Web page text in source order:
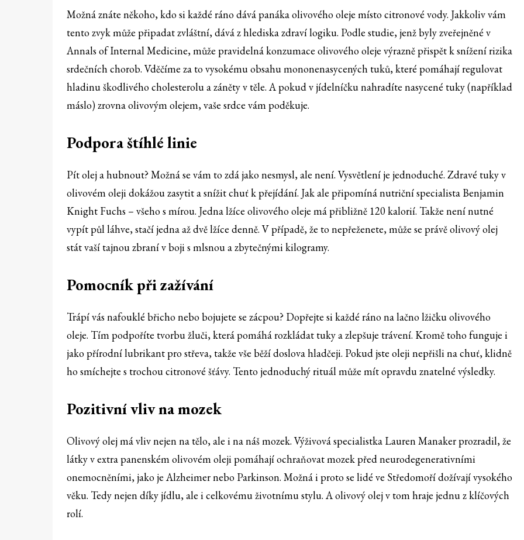
Možná znáte někoho, kdo si každé ráno dává panáka olivového oleje místo citronové vody. Jakkoliv vám
tento zvyk může připadat zvláštní, dává z hlediska zdraví logiku. Podle studie, jenž byly zveřejněné v
Annals of Internal Medicine, může pravidelná konzumace olivového oleje výrazně přispět k snížení rizika
srdečních chorob. Vděčíme za to vysokému obsahu mononenasycených tuků, které pomáhají regulovat
hladinu škodlivého cholesterolu a záněty v těle. A pokud v jídelníčku nahradíte nasycené tuky (například
máslo) zrovna olivovým olejem, vaše srdce vám poděkuje.
Podpora štíhlé linie
Pít olej a hubnout? Možná se vám to zdá jako nesmysl, ale není. Vysvětlení je jednoduché. Zdravé tuky v
olivovém oleji dokážou zasytit a snížit chuť k přejídání. Jak ale připomíná nutriční specialista Benjamin
Knight Fuchs – všeho s mírou. Jedna lžíce olivového oleje má přibližně 120 kalorií. Takže není nutné
vypít půl láhve, stačí jedna až dvě lžíce denně. V případě, že to nepřeženete, může se právě olivový olej
stát vaší tajnou zbraní v boji s mlsnou a zbytečnými kilogramy.
Pomocník při zažívání
Trápí vás nafouklé břicho nebo bojujete se zácpou? Dopřejte si každé ráno na lačno lžičku olivového
oleje. Tím podpoříte tvorbu žluči, která pomáhá rozkládat tuky a zlepšuje trávení. Kromě toho funguje i
jako přírodní lubrikant pro střeva, takže vše běží doslova hladčeji. Pokud jste oleji nepřišli na chuť, klidně
ho smíchejte s trochou citronové šťávy. Tento jednoduchý rituál může mít opravdu znatelné výsledky.
Pozitivní vliv na mozek
Olivový olej má vliv nejen na tělo, ale i na náš mozek. Výživová specialistka Lauren Manaker prozradil, že
látky v extra panenském olivovém oleji pomáhají ochraňovat mozek před neurodegenerativními
onemocněními, jako je Alzheimer nebo Parkinson. Možná i proto se lidé ve Středomoří dožívají vysokého
věku. Tedy nejen díky jídlu, ale i celkovému životnímu stylu. A olivový olej v tom hraje jednu z klíčových
rolí.